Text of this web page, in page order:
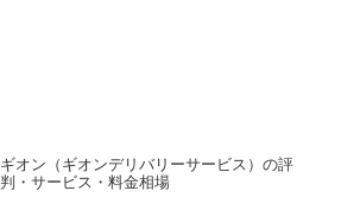
ギオン（ギオンデリバリーサービス）の評
判・サービス・料金相場